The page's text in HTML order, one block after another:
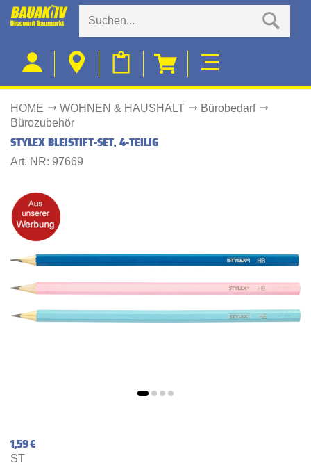
HOME WOHNEN & HAUSHALT
Bürobedarf
Bürozubehör
STYLEX BLEISTIFT-SET, 4-TEILIG
Art. NR: 97669
1,59 €
ST